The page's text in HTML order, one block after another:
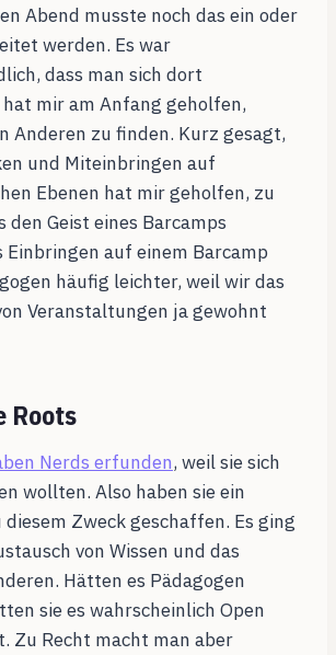
Abend musste noch das ein oder
werden. Es war
dass man sich dort
mir am Anfang geholfen,
Anderen zu finden. Kurz gesagt,
und Miteinbringen auf
Ebenen hat mir geholfen, zu
den Geist eines Barcamps
Einbringen auf einem Barcamp
häufig leichter, weil wir das
Veranstaltungen ja gewohnt
Roots
Nerds erfunden, weil sie sich
wollten. Also haben sie ein
Zweck geschaffen. Es ging
von Wissen und das
Hätten es Pädagogen
sie es wahrscheinlich Open
Zu Recht macht man aber